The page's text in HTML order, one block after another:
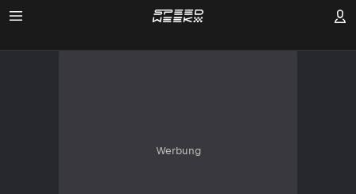
Werbung